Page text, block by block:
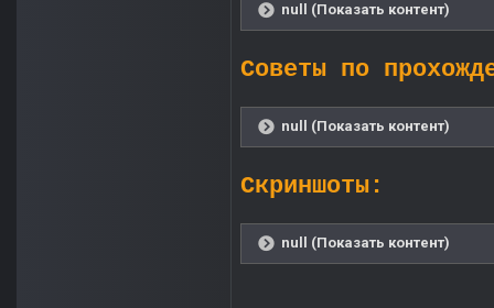
null (Показать контент)
Советы по
null (Показать контент)
Скриншоты:
null (Показать контент)